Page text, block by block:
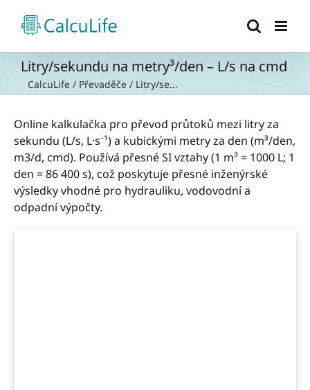
obsah
Litry/sekundu na metry³/den – L/s na cmd
CalcuLife / Převaděče / Litry/se...
Online kalkulačka pro převod průtoků mezi litry za
sekundu (L/s, L·s⁻¹) a kubickými metry za den (m³/den,
m3/d, cmd). Používá přesné SI vztahy (1 m³ = 1000 L; 1
den = 86 400 s), což poskytuje přesné inženýrské
výsledky vhodné pro hydrauliku, vodovodní a
odpadní výpočty.